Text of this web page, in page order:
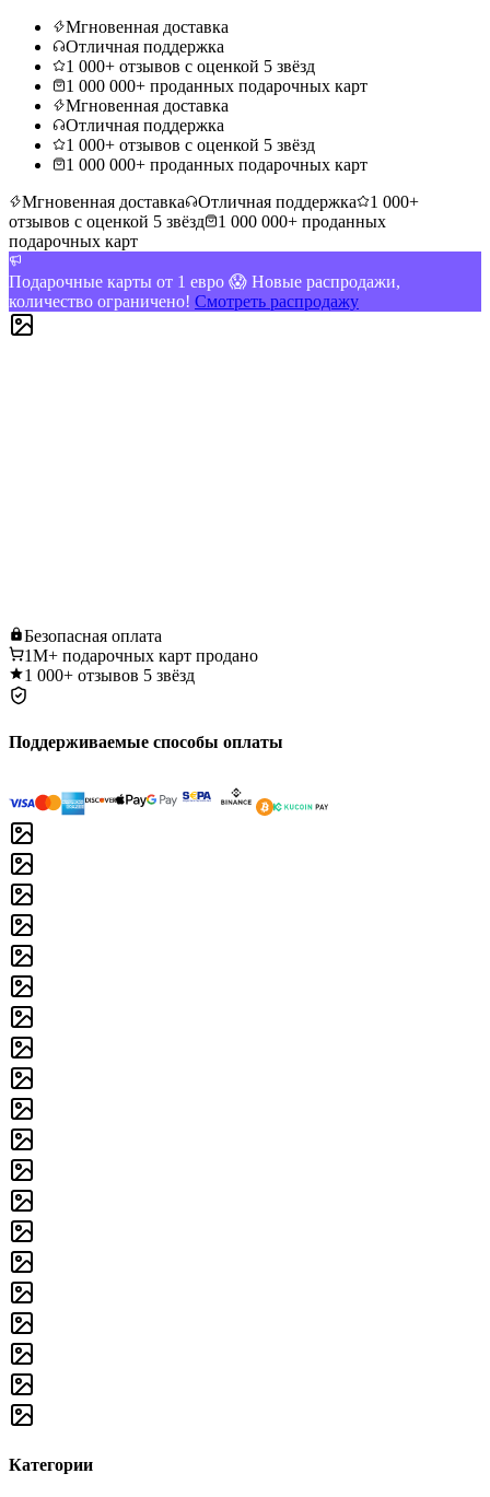
Мгновенная доставка
Отличная поддержка
1 000+ отзывов с оценкой 5 звёзд
1 000 000+ проданных подарочных карт
Мгновенная доставка
Отличная поддержка
1 000+ отзывов с оценкой 5 звёзд
1 000 000+ проданных подарочных карт
Мгновенная доставка
Отличная поддержка
1 000+
отзывов с оценкой 5 звёзд
1 000 000+ проданных
подарочных карт
Подарочные карты от 1 евро 😱 Новые распродажи,
количество ограничено! Смотреть распродажу
Безопасная оплата
1M+ подарочных карт продано
1 000+ отзывов 5 звёзд
Поддерживаемые способы оплаты
Категории